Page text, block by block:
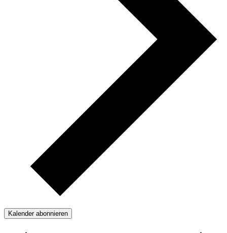
Kalender abonnieren